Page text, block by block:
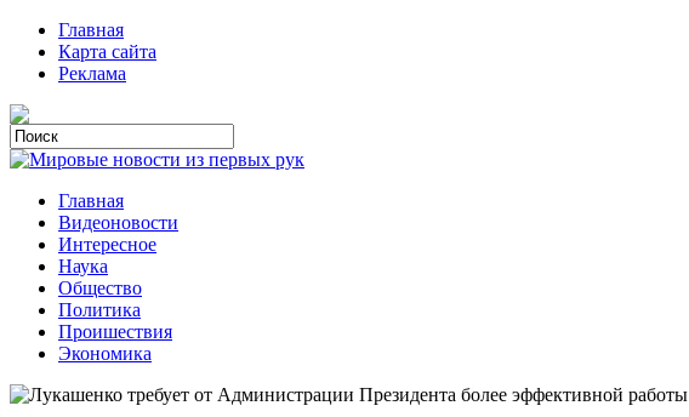
Главная
Карта сайта
Реклама
Главная
Видеоновости
Интересное
Наука
Общество
Политика
Проишествия
Экономика